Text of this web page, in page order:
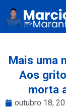
Mais uma
Aos
morta
outubro 18,